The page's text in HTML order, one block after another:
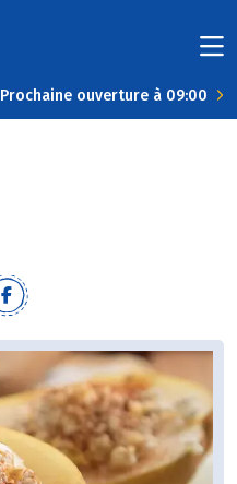
Prochaine ouverture à 09:00